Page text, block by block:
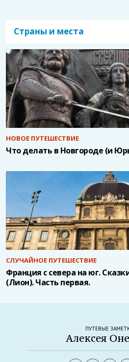
Страны и места
НОВОЕ ПУТЕШЕСТВИЕ
Что делать в Новгороде (и
СЛУЧАЙНОЕ ПУТЕШЕСТВИЕ
Франция с севера на юг.
(Лион). Часть первая.
ПУТЕВЫЕ
Алексея